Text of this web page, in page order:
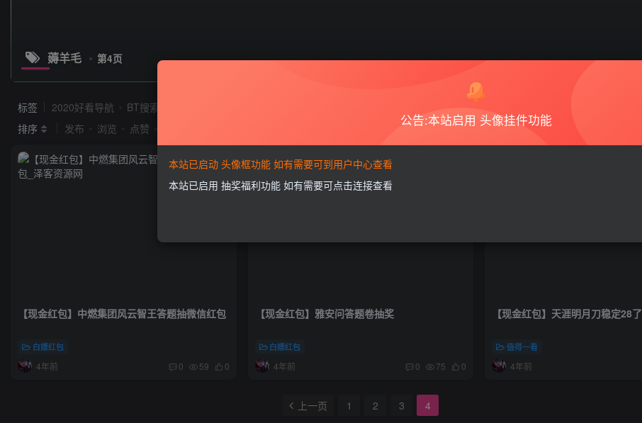
薅羊毛 第4页
标签 2020好看导航 BT搜索
排序
发布 浏览 点赞
【现金红包】中燃集团风云智王答题抽微信红包
白嫖红包
4年前 0 59 0
【现金红包】雅安问答题卷抽奖
白嫖红包
4年前 0 75 0
【现金红包】天涯明月刀稳定28了
值得一看
4年前
上一页 1 2 3 4
公告:本站启用 头像挂件功能
本站已启动 头像框功能 如有需要可到用户中心查看
本站已启用 抽奖福利功能 如有需要可点击连接查看